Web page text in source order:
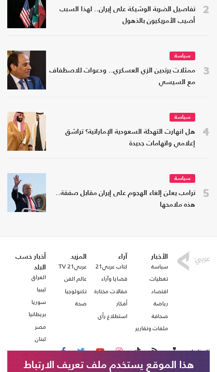
2
تفاصيل الضربة الوشيكة على إيران.. لهذا السبب
أصيب الأمريكيون بالذهول
3
سياسة
ممثلات يرتدين الزي العسكري.. ودعوات للاصطفاف
مع السيسي
4
سياسة
هل انهارت التهدئة السعودية الإماراتية؟ تراشق
إعلامي واتهامات جديدة
5
سياسة
ترامب يعلن إلغاء الهجوم على إيران مقابل صفقة..
هذه ملامحها
الأخبار
سياسة
تغطيات
اقتصاد
رياضة
صحافة
ملفات وتقارير
آراء
كتاب عربي21
قضايا وآراء
مقالات مختارة
أفكار
استطلاع رأي
المزيد
عربي21 TV
عالم الفن
تكنولوجيا
صحة
أخبار حسب
البلد
العراق
ليبيا
سوريا
بريطانيا
مصر
لبنان
تابعنا على
هذا الموقع يستخدم ملف تعريف الارتباط